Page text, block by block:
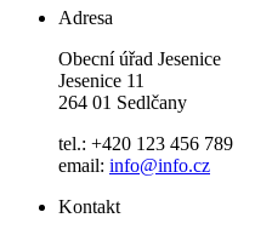
Adresa
Obecní úřad Jesenice
Jesenice 11
264 01 Sedlčany
tel.: +420 123 456 789
email: info@info.cz
Kontakt